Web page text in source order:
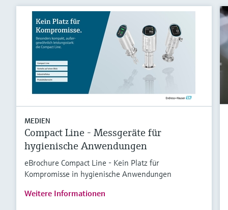
MEDIEN
Compact Line - Messgeräte für
hygienische Anwendungen
eBrochure Compact Line - Kein Platz für
Kompromisse in hygienische Anwendungen
Weitere Informationen